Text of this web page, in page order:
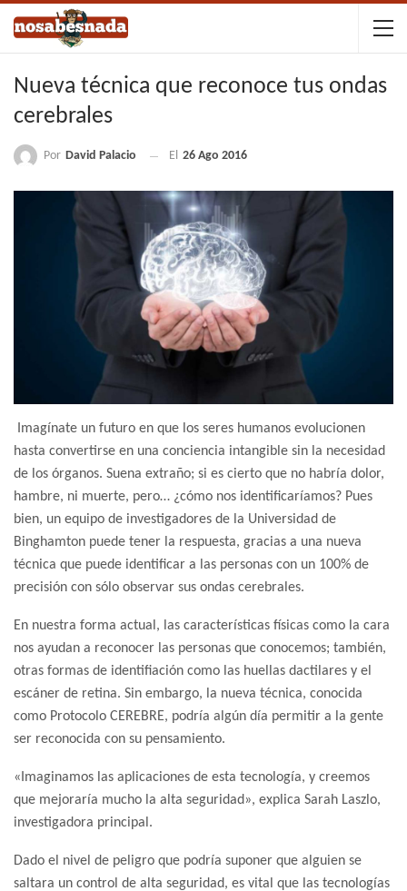
Nueva técnica que reconoce tus ondas
cerebrales
Por David Palacio El 26 Ago 2016
Imagínate un futuro en que los seres humanos evolucionen
hasta convertirse en una conciencia intangible sin la necesidad
de los órganos. Suena extraño; si es cierto que no habría dolor,
hambre, ni muerte, pero… ¿cómo nos identificaríamos? Pues
bien, un equipo de investigadores de la Universidad de
Binghamton puede tener la respuesta, gracias a una nueva
técnica que puede identificar a las personas con un 100% de
precisión con sólo observar sus ondas cerebrales.
En nuestra forma actual, las características físicas como la cara
nos ayudan a reconocer las personas que conocemos; también,
otras formas de identifiación como las huellas dactilares y el
escáner de retina. Sin embargo, la nueva técnica, conocida
como Protocolo CEREBRE, podría algún día permitir a la gente
ser reconocida con su pensamiento.
«Imaginamos las aplicaciones de esta tecnología, y creemos
que mejoraría mucho la alta seguridad», explica Sarah Laszlo,
investigadora principal.
Dado el nivel de peligro que podría suponer que alguien se
saltara un control de alta seguridad, es vital que las tecnologías